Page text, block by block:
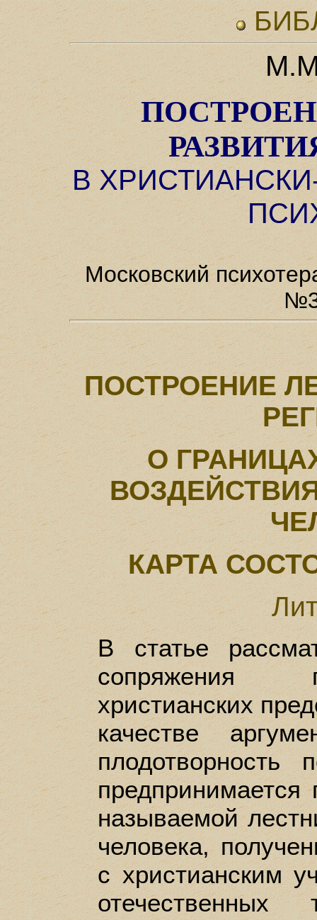
В
Московский
ПОСТРОЕНИЕ
О
КАРТА
В статье
сопряжения
христианских
качестве
плодотворность
предпринимается
называемой
человека,
с христианским
отечественных